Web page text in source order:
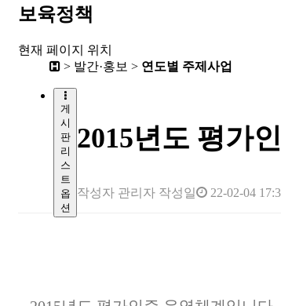
보육정책
현재 페이지 위치
> 발간·홍보 > 연도별 주제사업
게
시
판
리
스
트
옵
션
2015년도 평가
작성자 관리자 작성일 22-02-04